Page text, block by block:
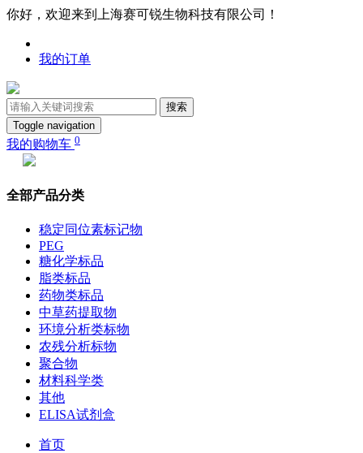
你好，欢迎来到上海赛可锐生物科技有限公司！
我的订单
搜索
Toggle navigation
我的购物车 0
全部产品分类
稳定同位素标记物
PEG
糖化学标品
脂类标品
药物类标品
中草药提取物
环境分析类标物
农残分析标物
聚合物
材料科学类
其他
ELISA试剂盒
首页